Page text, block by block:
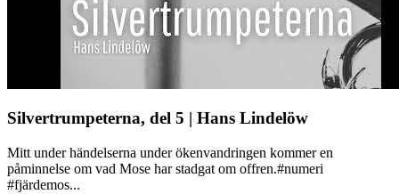
Silvertrumpeterna, del 5 | Hans Lindelöw
Mitt under händelserna under ökenvandringen kommer en
påminnelse om vad Mose har stadgat om offren.#numeri
#fjärdemos...